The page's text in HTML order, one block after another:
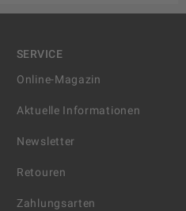
SERVICE
Online-Magazin
Aktuelle Informationen
Newsletter
Retouren
Zahlungsarten